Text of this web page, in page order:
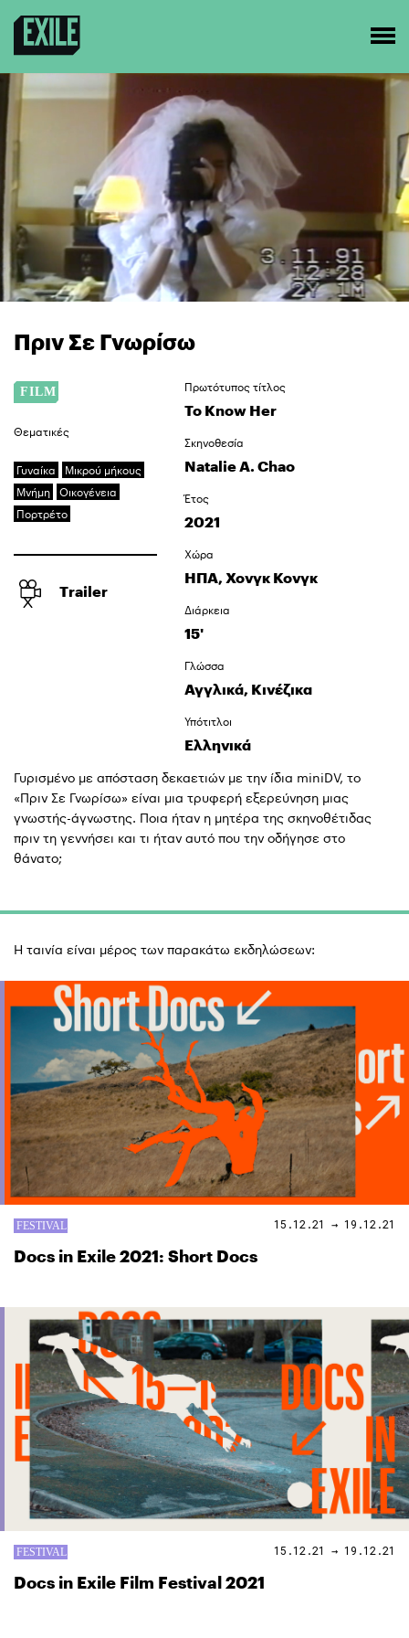
Πριν Σε Γνωρίσω
Θεματικές
Γυναίκα
Μικρού μήκους
Μνήμη
Οικογένεια
Πορτρέτο
Trailer
Πρωτότυπος τίτλος
To Know Her
Σκηνοθεσία
Natalie A. Chao
Έτος
2021
Χώρα
ΗΠΑ, Χονγκ Κονγκ
Διάρκεια
15'
Γλώσσα
Αγγλικά, Κινέζικα
Υπότιτλοι
Ελληνικά
Γυρισμένο με απόσταση δεκαετιών με την ίδια miniDV, το
«Πριν Σε Γνωρίσω» είναι μια τρυφερή εξερεύνηση μιας
γνωστής-άγνωστης. Ποια ήταν η μητέρα της σκηνοθέτιδας
πριν τη γεννήσει και τι ήταν αυτό που την οδήγησε στο
θάνατο;
Η ταινία είναι μέρος των παρακάτω εκδηλώσεων:
15.12.21 → 19.12.21
Docs in Exile 2021: Short Docs
15.12.21 → 19.12.21
Docs in Exile Film Festival 2021